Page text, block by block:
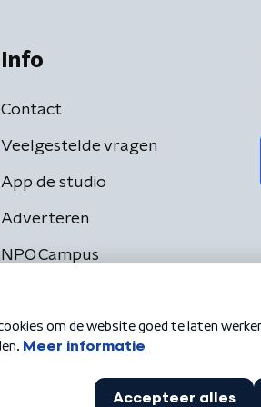
Info
Contact
Veelgestelde vragen
App de studio
Adverteren
NPO Campus